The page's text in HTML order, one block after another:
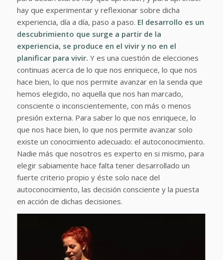
hay que experimentar y reflexionar sobre dicha
experiencia, día a día, paso a paso. El desarrollo es un
descubrimiento que surge a partir de la
experiencia, se produce en el vivir y no en el
planificar para vivir. Y es una cuestión de elecciones
continuas acerca de lo que nos enriquece, lo que nos
hace bien, lo que nos permite avanzar en la senda que
hemos elegido, no aquella que nos han marcado,
consciente o inconscientemente, con más o menos
presión externa. Para saber lo que nos enriquece, lo
que nos hace bien, lo que nos permite avanzar solo
existe un conocimiento adecuado: el autoconocimiento.
Nadie más que nosotros es experto en si mismo, para
elegir sabiamente hace falta tener desarrollado un
fuerte criterio propio y éste solo nace del
autoconocimiento, las decisión consciente y la puesta
en acción de dichas decisiones.